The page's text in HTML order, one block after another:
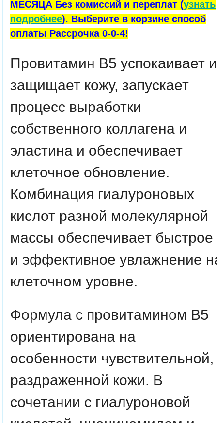
МЕСЯЦА Без комиссий и переплат (узнать
подробнее). Выберите в корзине способ
оплаты Рассрочка 0-0-4!
Провитамин B5 успокаивает и
защищает кожу, запускает
процесс выработки
собственного коллагена и
эластина и обеспечивает
клеточное обновление.
Комбинация гиалуроновых
кислот разной молекулярной
массы обеспечивает быстрое
и эффективное увлажнение
клеточном уровне.
Формула с провитамином B5
ориентирована на
особенности чувствительной,
раздраженной кожи. В
сочетании с гиалуроновой